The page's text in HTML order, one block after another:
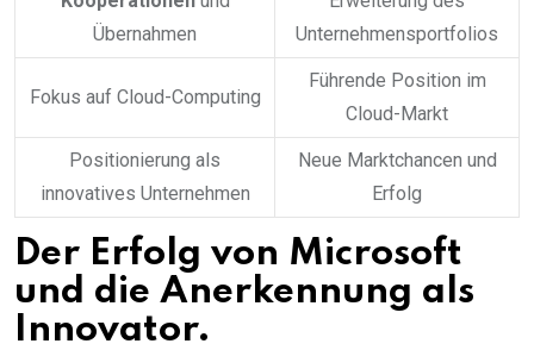
Übernahmen
Unternehmensportfolios
Fokus auf Cloud-Computing
Führende Position im
Cloud-Markt
Positionierung als
innovatives Unternehmen
Neue Marktchancen und
Erfolg
Der Erfolg von Microsoft
und die Anerkennung als
Innovator.